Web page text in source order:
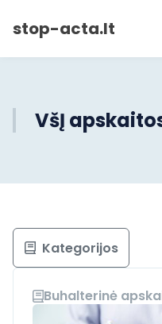
stop-acta.lt
VšĮ
Buhalterinė
Kategorijos